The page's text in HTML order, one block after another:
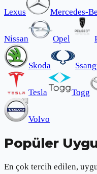
Lexus Mercedes-
Nissan Opel
Skoda
Tesla Togg
Volvo
Popüler
En çok tercih edilen,